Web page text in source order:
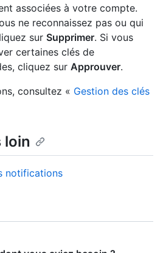
associées à votre compte.
ne reconnaissez pas ou qui
sur Supprimer. Si vous
certaines clés de
cliquez sur Approuver.
consultez « Gestion des clés
loin
notifications